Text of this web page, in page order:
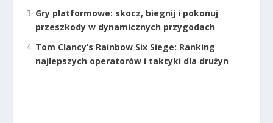
Gry platformowe: skocz, biegnij i pokonuj
przeszkody w dynamicznych przygodach
Tom Clancy’s Rainbow Six Siege: Ranking
najlepszych operatorów i taktyki dla drużyn